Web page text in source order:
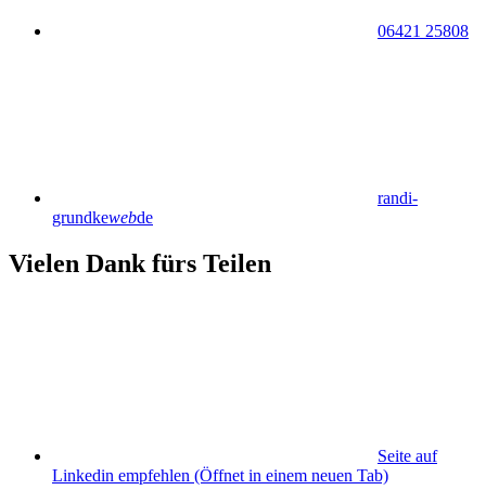
06421 25808
randi-
grundkewebde
Vielen Dank fürs Teilen
Seite auf
Linkedin empfehlen (Öffnet in einem neuen Tab)